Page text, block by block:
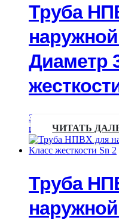
Труба
Диаметр
Запрос
цены
ЧИТАТЬ
Труба